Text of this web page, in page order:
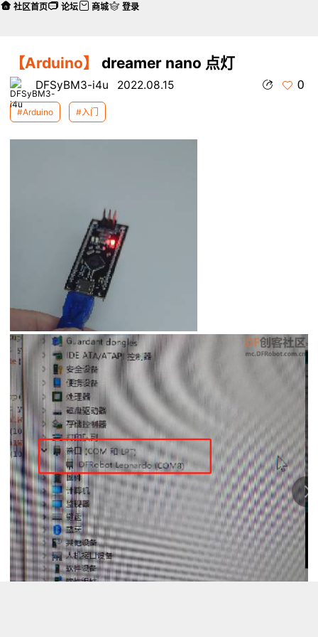
【Arduino】 dreamer nano 点灯
DFSyBM3-i4u 2022.08.15 0
#Arduino #入门
社区首页 论坛 商城 登录